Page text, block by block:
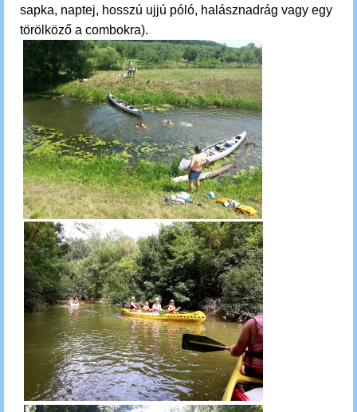
sapka, naptej, hosszú ujjú póló, halásznadrág vagy egy
törölköző a combokra).